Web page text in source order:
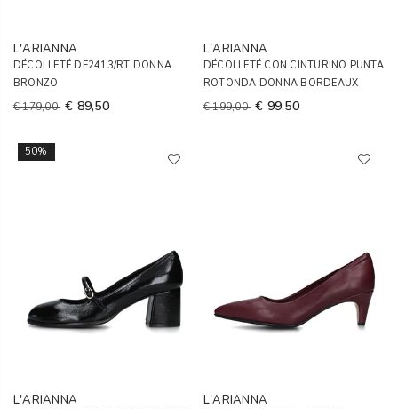
L'ARIANNA
DÉCOLLETÉ DE2413/RT DONNA
BRONZO
€ 179,00 € 89,50
L'ARIANNA
DÉCOLLETÉ CON CINTURINO PUNTA
ROTONDA DONNA BORDEAUX
€ 199,00 € 99,50
50%
L'ARIANNA L'ARIANNA